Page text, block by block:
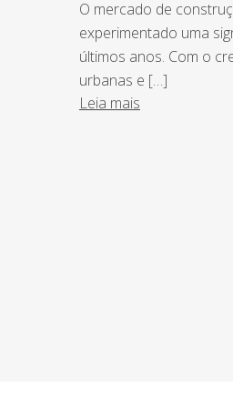
O mercado de
experimentado uma
últimos anos. Com o
urbanas e […]
Leia mais